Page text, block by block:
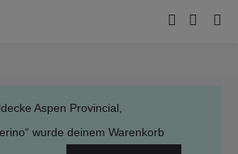
Aspen Provincial,
wurde deinem Warenkorb